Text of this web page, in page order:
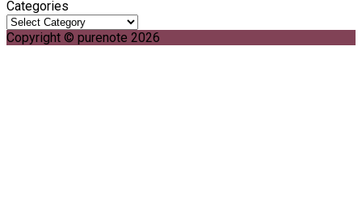
Categories
Copyright © purenote 2026